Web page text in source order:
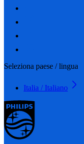
Seleziona paese / lingua
Italia / Italiano